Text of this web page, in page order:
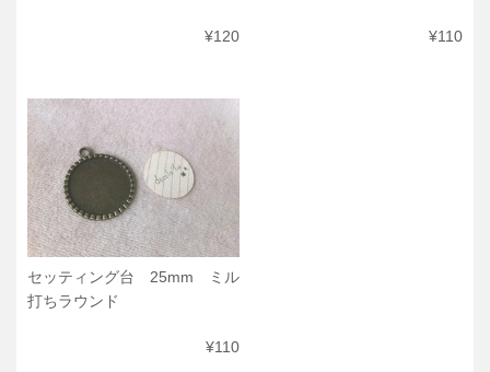
¥120 ¥110
セッティング台 25mm ミル
打ちラウンド
¥110